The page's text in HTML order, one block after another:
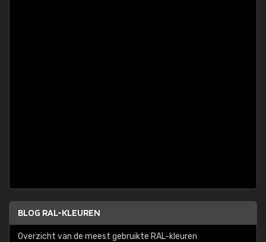
BLOG RAL-KLEUREN
Overzicht van de meest gebruikte RAL-kleuren